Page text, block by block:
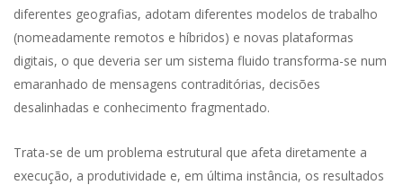
diferentes geografias, adotam diferentes modelos de trabalho
(nomeadamente remotos e híbridos) e novas plataformas
digitais, o que deveria ser um sistema fluido transforma-se num
emaranhado de mensagens contraditórias, decisões
desalinhadas e conhecimento fragmentado.
Trata-se de um problema estrutural que afeta diretamente a
execução, a produtividade e, em última instância, os resultados